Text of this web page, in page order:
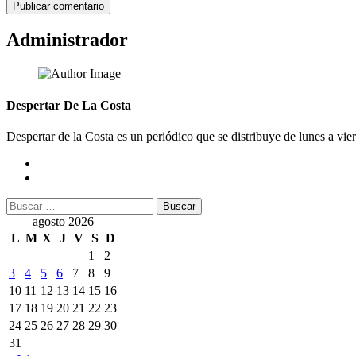
Administrador
Despertar De La Costa
Despertar de la Costa es un periódico que se distribuye de lunes a
Buscar:
agosto 2026
L M X J V S D
1
2
3
4 5 6 7 8
9
10 11 12 13 14 15 16
17 18 19 20 21 22 23
24 25 26 27 28 29 30
31